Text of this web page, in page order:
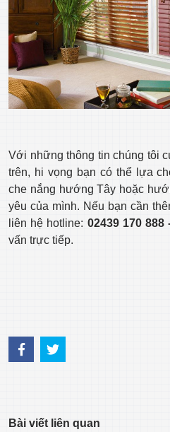
Với những thông tin chúng tôi
trên, hi vọng bạn có thể lựa
che nắng hướng Tây hoặc
yêu của mình. Nếu bạn cần
liên hệ hotline: 02439 170 888
vấn trực tiếp.
Bài viết liên quan